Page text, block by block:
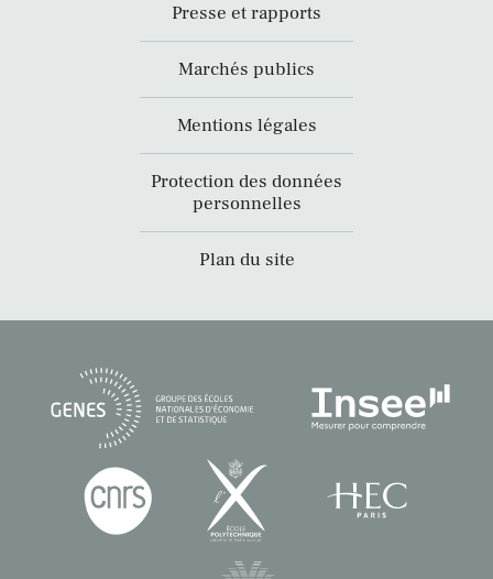
Presse et rapports
Marchés publics
Mentions légales
Protection des données
personnelles
Plan du site